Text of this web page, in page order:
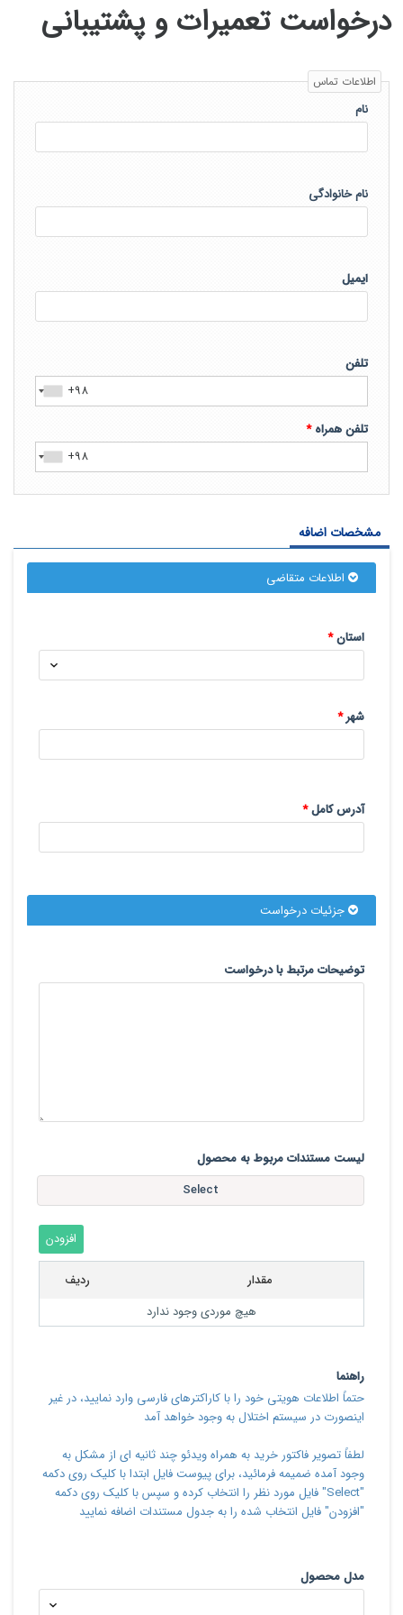
درخواست تعمیرات و پشتیبانی
اطلاعات تماس
نام
نام خانوادگی
ایمیل
تلفن
تلفن همراه*
مشخصات اضافه
اطلاعات متقاضی
استان*
شهر*
آدرس کامل*
جزئیات درخواست
توضیحات مرتبط با درخواست
لیست مستندات مربوط به محصول
Select
ردیف
مقدار
هیچ موردی وجود ندارد
راهنما
حتماً اطلاعات هویتی خود را با کاراکترهای فارسی وارد نمایید، در غیر
اینصورت در سیستم اختلال به وجود خواهد آمد
لطفاً تصویر فاکتور خرید به همراه ویدئو چند ثانیه ای از مشکل به
وجود آمده ضمیمه فرمائید، برای پیوست فایل ابتدا با کلیک روی دکمه
"Select" فایل مورد نظر را انتخاب کرده و سپس با کلیک روی دکمه
"افزودن" فایل انتخاب شده را به جدول مستندات اضافه نمایید
مدل محصول